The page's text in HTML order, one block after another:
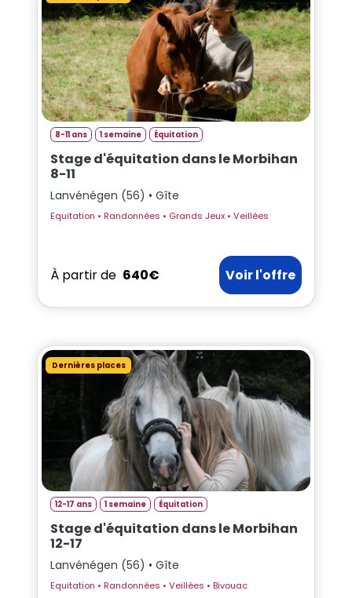
8-11 ans 1 semaine Équitation
Stage d'équitation dans le Morbihan
8-11
Lanvénégen (56) • Gîte
Equitation • Randonnées • Grands Jeux • Veillées
À partir de 640€ Voir l'offre
Dernières places
12-17 ans 1 semaine Équitation
Stage d'équitation dans le Morbihan
12-17
Lanvénégen (56) • Gîte
Equitation • Randonnées • Veillées • Bivouac